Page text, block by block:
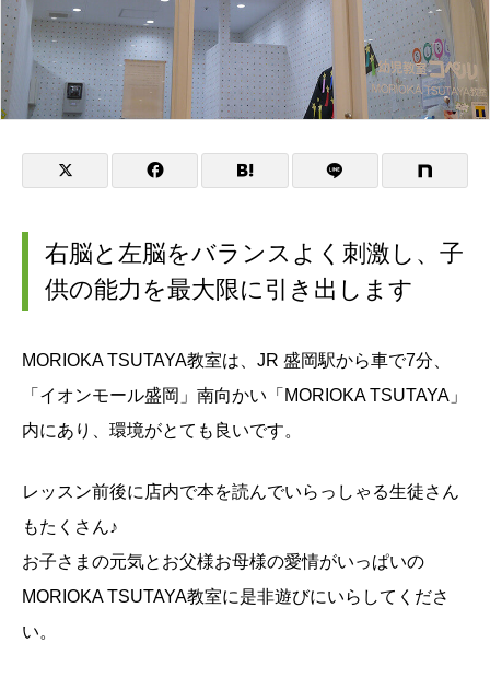
右脳と左脳をバランスよく刺激し、子
供の能力を最大限に引き出します
MORIOKA TSUTAYA教室は、JR 盛岡駅から車で7分、
「イオンモール盛岡」南向かい「MORIOKA TSUTAYA」
内にあり、環境がとても良いです。
レッスン前後に店内で本を読んでいらっしゃる生徒さん
もたくさん♪
お子さまの元気とお父様お母様の愛情がいっぱいの
MORIOKA TSUTAYA教室に是非遊びにいらしてくださ
い。